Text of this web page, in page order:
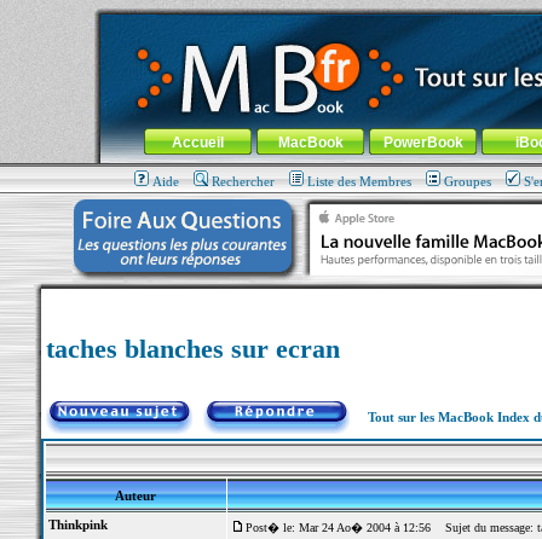
MacBook-fr.com : 100% Apple... 100% nomade !
Aller au contenu-Aller au menu général-Aller au menu de
Menu général
Accueil MacBook PowerBook
Aide Rechercher Liste des Membres Groupes
taches blanches sur ecran
Tout sur les MacBook Index
Auteur
Thinkpink
Post� le: Mar 24 Ao� 2004 à 12:56 Sujet du message: